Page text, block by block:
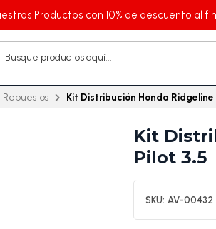
Productos con 10% de descuento al
Repuestos Kit Distribución Honda
Kit
Pilot 3.5
SKU: AV-00432